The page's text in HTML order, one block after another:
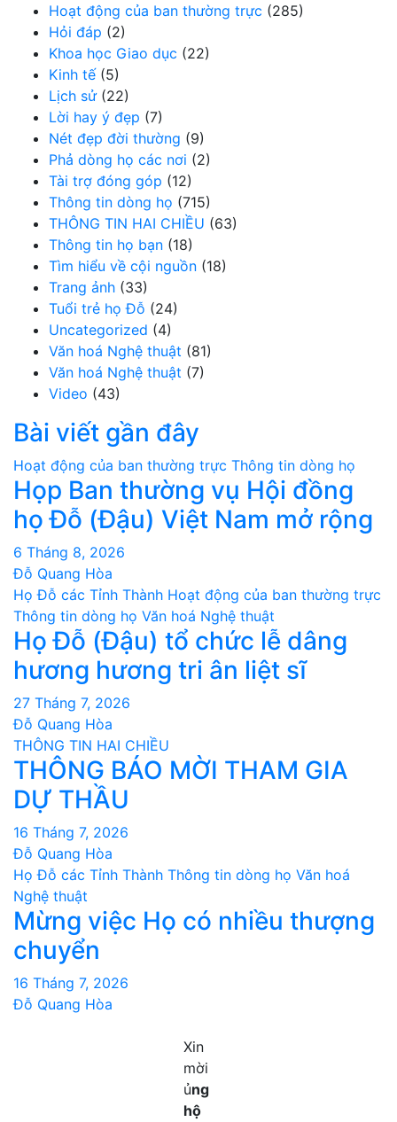
Hoạt động của ban thường trực (285)
Hỏi đáp (2)
Khoa học Giao dục (22)
Kinh tế(5)
Lịch sử(22)
Lời hay ý đẹp (7)
Nét đẹp đời thường (9)
Phả dòng họ các nơi (2)
Tài trợ đóng góp (12)
Thông tin dòng họ (715)
THÔNG TIN HAI CHIỀU (63)
Thông tin họ bạn (18)
Tìm hiểu về cội nguồn (18)
Trang ảnh (33)
Tuổi trẻ họ Đỗ (24)
Uncategorized (4)
Văn hoá Nghệ thuật (81)
Văn hoá Nghệ thuật (7)
Video (43)
Bài viết gần đây
Hoạt động của ban thường trực Thông tin dòng họ
Họp Ban thường vụ Hội đồng
họ Đỗ (Đậu) Việt Nam mở rộng
6 Tháng 8, 2026
Đỗ Quang Hòa
Họ Đỗ các Tỉnh Thành Hoạt động của ban thường trực
Thông tin dòng họ Văn hoá Nghệ thuật
Họ Đỗ (Đậu) tổ chức lễ dâng
hương hương tri ân liệt sĩ
27 Tháng 7, 2026
Đỗ Quang Hòa
THÔNG TIN HAI CHIỀU
THÔNG BÁO MỜI THAM GIA
DỰ THẦU
16 Tháng 7, 2026
Đỗ Quang Hòa
Họ Đỗ các Tỉnh Thành Thông tin dòng họ Văn hoá
Nghệ thuật
Mừng việc Họ có nhiều thượng
chuyển
16 Tháng 7, 2026
Đỗ Quang Hòa
Xin
mời
ủng
hộ